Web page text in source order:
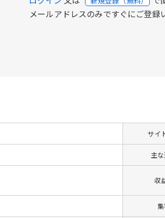
メールアドレスのみですぐにご登録
サイ
主
収